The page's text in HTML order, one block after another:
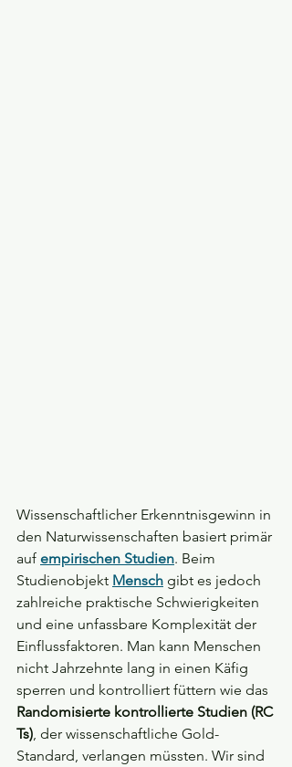
Wissenschaftlicher Erkenntnisgewinn in
den Naturwissenschaften basiert primär
auf empirischen Studien. Beim
Studienobjekt Mensch gibt es jedoch
zahlreiche praktische Schwierigkeiten
und eine unfassbare Komplexität der
Einflussfaktoren. Man kann Menschen
nicht Jahrzehnte lang in einen Käfig
sperren und kontrolliert füttern wie das
Randomisierte kontrollierte Studien (RC
Ts) , der wissenschaftliche Gold-
Standard, verlangen müssten. Wir sind